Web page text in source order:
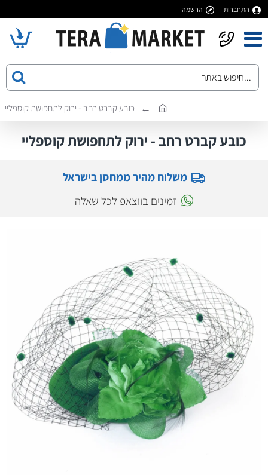
התחברות הרשמה
כובע קברט רחב - ירוק לתחפושת קוספליי
כובע קברט רחב - ירוק לתחפושת קוספליי
משלוח מהיר ממחסן בישראל
זמינים בווצאפ לכל שאלה